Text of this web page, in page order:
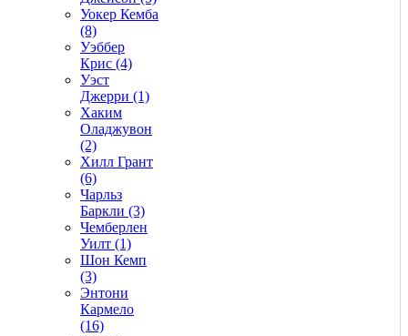
Уокер Кемба
(8)
Уэббер
Крис (4)
Уэст
Джерри (1)
Хаким
Оладжувон
(2)
Хилл Грант
(6)
Чарльз
Баркли (3)
Чемберлен
Уилт (1)
Шон Кемп
(3)
Энтони
Кармело
(16)